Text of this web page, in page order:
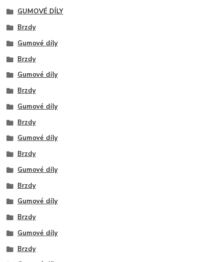
GUMOVÉ DÍLY
Brzdy
Gumové díly
Brzdy
Gumové díly
Brzdy
Gumové díly
Brzdy
Gumové díly
Brzdy
Gumové díly
Brzdy
Gumové díly
Brzdy
Gumové díly
Brzdy